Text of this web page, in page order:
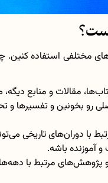
مختلفی استفاده کنین.
مقالات و منابع دیگه،
رو بخونین و تفسیر‌ها و
با دوران‌های تاریخی
آموزنده باشه.
پژوهش‌های مرتبط با